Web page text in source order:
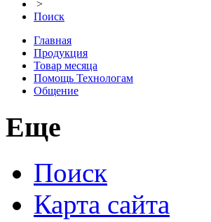
>
Поиск
Главная
Продукция
Товар месяца
Помощь Технологам
Общение
Еще
Поиск
Карта сайта